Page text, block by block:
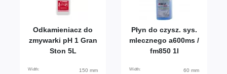
Odkamieniacz do
zmywarki pH 1 Gran
Ston 5L
Width: 150 mm
Płyn do czysz. sys.
mlecznego a600ms /
fm850 1l
Width: 60 mm